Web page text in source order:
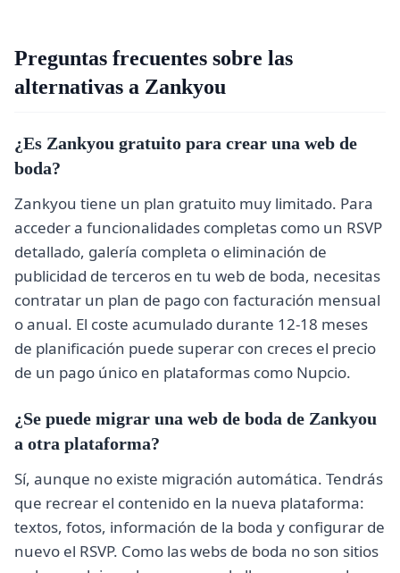
Preguntas frecuentes sobre las
alternativas a Zankyou
¿Es Zankyou gratuito para crear una web de
boda?
Zankyou tiene un plan gratuito muy limitado. Para
acceder a funcionalidades completas como un RSVP
detallado, galería completa o eliminación de
publicidad de terceros en tu web de boda, necesitas
contratar un plan de pago con facturación mensual
o anual. El coste acumulado durante 12-18 meses
de planificación puede superar con creces el precio
de un pago único en plataformas como Nupcio.
¿Se puede migrar una web de boda de Zankyou
a otra plataforma?
Sí, aunque no existe migración automática. Tendrás
que recrear el contenido en la nueva plataforma:
textos, fotos, información de la boda y configurar de
nuevo el RSVP. Como las webs de boda no son sitios